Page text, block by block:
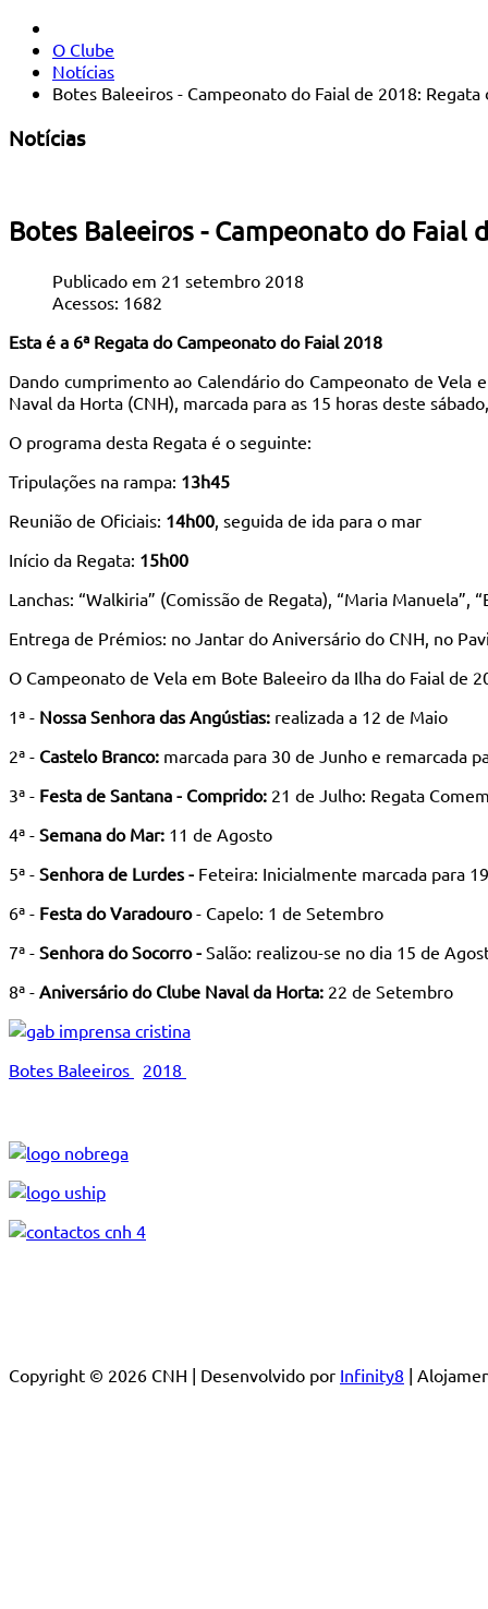
O Clube
Notícias
Botes Baleeiros - Campeonato do Faial de 2018:
Notícias
Botes Baleeiros - Campeonato do Faial
Publicado em 21 setembro 2018
Acessos: 1682
Esta é a 6ª Regata do Campeonato do Faial 2018
Dando cumprimento ao Calendário do Campeonato de Vela
Naval da Horta (CNH), marcada para as 15 horas deste
O programa desta Regata é o seguinte:
Tripulações na rampa: 13h45
Reunião de Oficiais: 14h00, seguida de ida para o mar
Início da Regata: 15h00
Lanchas: “Walkiria” (Comissão de Regata), “Maria Manuela”,
Entrega de Prémios: no Jantar do Aniversário do CNH, no
O Campeonato de Vela em Bote Baleeiro da Ilha do Faial de
1ª - Nossa Senhora das Angústias: realizada a 12 de Maio
2ª - Castelo Branco: marcada para 30 de Junho e remarcada
3ª - Festa de Santana - Comprido: 21 de Julho: Regata
4ª - Semana do Mar: 11 de Agosto
5ª - Senhora de Lurdes - Feteira: Inicialmente marcada para
6ª - Festa do Varadouro- Capelo: 1 de Setembro
7ª - Senhora do Socorro - Salão: realizou-se no dia 15 de
8ª - Aniversário do Clube Naval da Horta: 22 de Setembro
Botes Baleeiros 2018
Copyright © 2026 CNH | Desenvolvido por Infinity8 |